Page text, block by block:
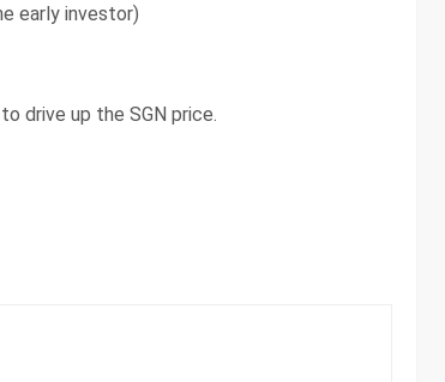
early investor)
drive up the SGN price.